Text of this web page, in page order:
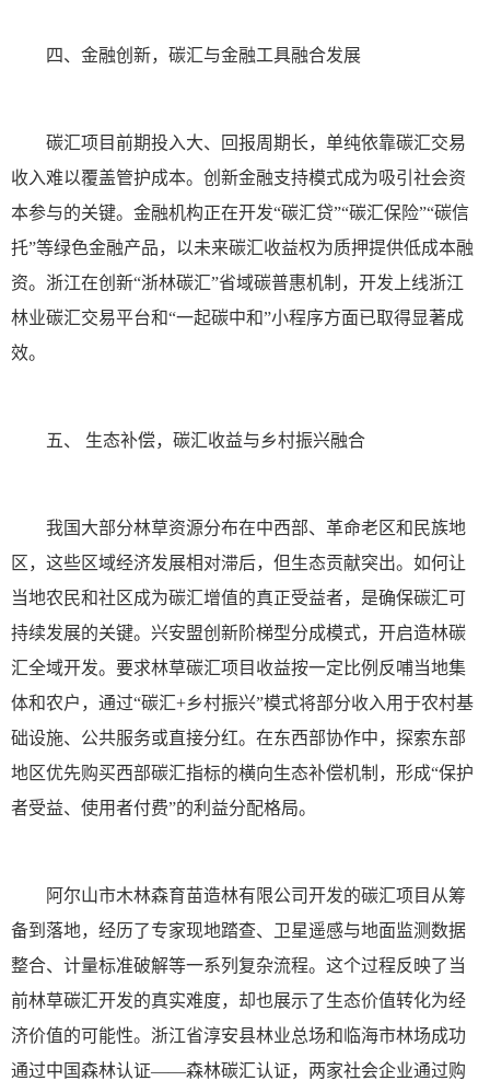
四、金融创新，碳汇与金融工具融合发展
碳汇项目前期投入大、回报周期长，单纯依靠碳汇交易
收入难以覆盖管护成本。创新金融支持模式成为吸引社会资
本参与的关键。金融机构正在开发“碳汇贷”“碳汇保险”“碳信
托”等绿色金融产品，以未来碳汇收益权为质押提供低成本融
资。浙江在创新“浙林碳汇”省域碳普惠机制，开发上线浙江
林业碳汇交易平台和“一起碳中和”小程序方面已取得显著成
效。
五、 生态补偿，碳汇收益与乡村振兴融合
我国大部分林草资源分布在中西部、革命老区和民族地
区，这些区域经济发展相对滞后，但生态贡献突出。如何让
当地农民和社区成为碳汇增值的真正受益者，是确保碳汇可
持续发展的关键。兴安盟创新阶梯型分成模式，开启造林碳
汇全域开发。要求林草碳汇项目收益按一定比例反哺当地集
体和农户，通过“碳汇+乡村振兴”模式将部分收入用于农村基
础设施、公共服务或直接分红。在东西部协作中，探索东部
地区优先购买西部碳汇指标的横向生态补偿机制，形成“保护
者受益、使用者付费”的利益分配格局。
阿尔山市木林森育苗造林有限公司开发的碳汇项目从筹
备到落地，经历了专家现地踏查、卫星遥感与地面监测数据
整合、计量标准破解等一系列复杂流程。这个过程反映了当
前林草碳汇开发的真实难度，却也展示了生态价值转化为经
济价值的可能性。浙江省淳安县林业总场和临海市林场成功
通过中国森林认证——森林碳汇认证，两家社会企业通过购